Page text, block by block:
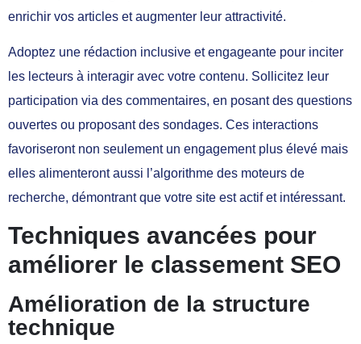
enrichir vos articles et augmenter leur attractivité.
Adoptez une rédaction inclusive et engageante pour inciter
les lecteurs à interagir avec votre contenu. Sollicitez leur
participation via des commentaires, en posant des questions
ouvertes ou proposant des sondages. Ces interactions
favoriseront non seulement un engagement plus élevé mais
elles alimenteront aussi l’algorithme des moteurs de
recherche, démontrant que votre site est actif et intéressant.
Techniques avancées pour
améliorer le classement SEO
Amélioration de la structure
technique